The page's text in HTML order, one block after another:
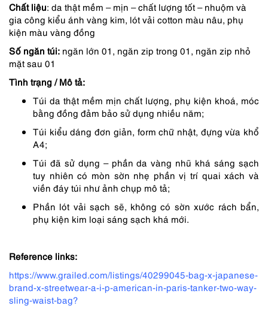
1,658,000 ₫.
Chất liệu: da thật mềm – mịn – chất lượng tốt – nhuộm và
gia công kiểu ánh vàng kim, lót vải cotton màu nâu, phụ
kiện màu vàng đồng
Số ngăn túi: ngăn lớn 01, ngăn zip trong 01, ngăn zip nhỏ
mặt sau 01
Tình trạng / Mô tả:
Túi da thật mềm mịn chất lượng, phụ kiện khoá, móc
bằng đồng đảm bảo sử dụng nhiều năm;
Túi kiểu dáng đơn giản, form chữ nhật, đựng vừa khổ
A4;
Túi đã sử dụng – phần da vàng nhũ khá sáng sạch
tuy nhiên có mòn sờn nhẹ phần vị trí quai xách và
viền đáy túi như ảnh chụp mô tả;
Phần lót vải sạch sẽ, không có sờn xước rách bẩn,
phụ kiện kim loại sáng sạch khá mới.
Reference links:
https://www.grailed.com/listings/40299045-bag-x-japanese-
brand-x-streetwear-a-i-p-american-in-paris-tanker-two-way-
sling-waist-bag?